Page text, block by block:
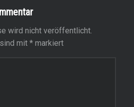
wird nicht veröffentlicht.
mit *markiert